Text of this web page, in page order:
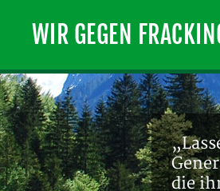
WIR GEGEN
die